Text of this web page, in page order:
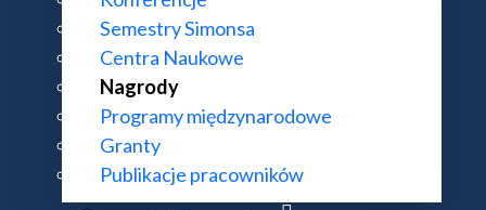
Semestry Simonsa
Centra Naukowe
Nagrody
Programy międzynarodowe
Granty
Publikacje pracowników